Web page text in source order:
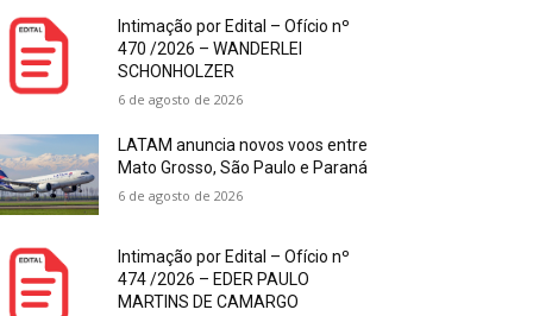
Intimação por Edital – Ofício nº
470 /2026 – WANDERLEI
SCHONHOLZER
6 de agosto de 2026
LATAM anuncia novos voos entre
Mato Grosso, São Paulo e Paraná
6 de agosto de 2026
Intimação por Edital – Ofício nº
474 /2026 – EDER PAULO
MARTINS DE CAMARGO